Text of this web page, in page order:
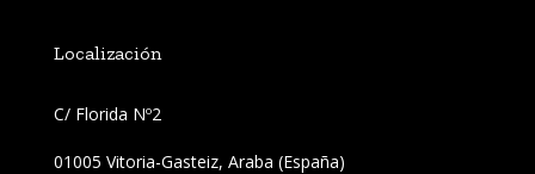
Localización
C/ Florida Nº2
01005 Vitoria-Gasteiz, Araba (España)